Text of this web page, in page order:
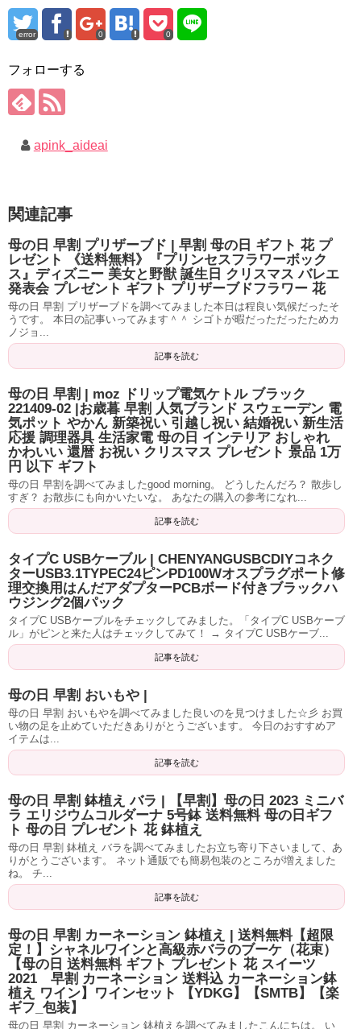
error 0 0
フォローする
apink_aideai
関連記事
母の日 早割 プリザーブド | 早割 母の日 ギフト 花 プ
レゼント 《送料無料》『プリンセスフラワーボック
ス』ディズニー 美女と野獣 誕生日 クリスマス バレエ
発表会 プレゼント ギフト プリザーブドフラワー 花
母の日 早割 プリザーブドを調べてみました本日は程良い気候だったそ
うです。 本日の記事いってみます＾＾ シゴトが暇だっただったためカ
ノジョ...
記事を読む
母の日 早割 | moz ドリップ電気ケトル ブラック
221409-02 |お歳暮 早割 人気ブランド スウェーデン 電
気ポット やかん 新築祝い 引越し祝い 結婚祝い 新生活
応援 調理器具 生活家電 母の日 インテリア おしゃれ
かわいい 還暦 お祝い クリスマス プレゼント 景品 1万
円 以下 ギフト
母の日 早割を調べてみましたgood morning。 どうしたんだろ？ 散歩し
すぎ？ お散歩にも向かいたいな。 あなたの購入の参考になれ...
記事を読む
タイプC USBケーブル | CHENYANGUSBCDIYコネク
ターUSB3.1TYPEC24ピンPD100Wオスプラグポート修
理交換用はんだアダプターPCBボード付きブラックハ
ウジング2個パック
タイプC USBケーブルをチェックしてみました。「タイプC USBケーブ
ル」がピンと来た人はチェックしてみて！ → タイプC USBケーブ...
記事を読む
母の日 早割 おいもや |
母の日 早割 おいもやを調べてみました良いのを見つけました☆彡 お買
い物の足を止めていただきありがとうございます。 今日のおすすめア
イテムは...
記事を読む
母の日 早割 鉢植え バラ | 【早割】母の日 2023 ミニバ
ラ エリジウムコルダーナ 5号鉢 送料無料 母の日ギフ
ト 母の日 プレゼント 花 鉢植え
母の日 早割 鉢植え バラを調べてみましたお立ち寄り下さいまして、あ
りがとうございます。 ネット通販でも簡易包装のところが増えました
ね。 チ...
記事を読む
母の日 早割 カーネーション 鉢植え | 送料無料【超限
定！】シャネルワインと高級赤バラのブーケ（花束）
【母の日 送料無料 ギフト プレゼント 花 スイーツ
2021 早割 カーネーション 送料込 カーネーション鉢
植え ワイン】ワインセット 【YDKG】【SMTB】【楽
ギフ_包装】
母の日 早割 カーネーション 鉢植えを調べてみましたこんにちは。 い